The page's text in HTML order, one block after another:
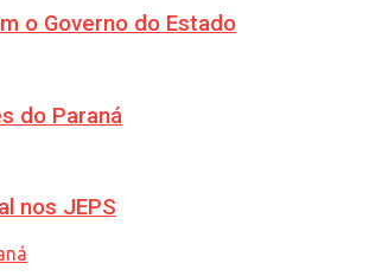
o Governo do Estado
do Paraná
nos JEPS